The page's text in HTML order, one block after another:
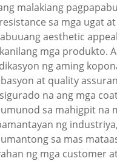
malakiang
resistance sa mga ugat at
aesthetic
kanilang mga produkto.
ng aming
at quality
na ang mga
sa mahigpit na
ng
sa mas
ng mga customer